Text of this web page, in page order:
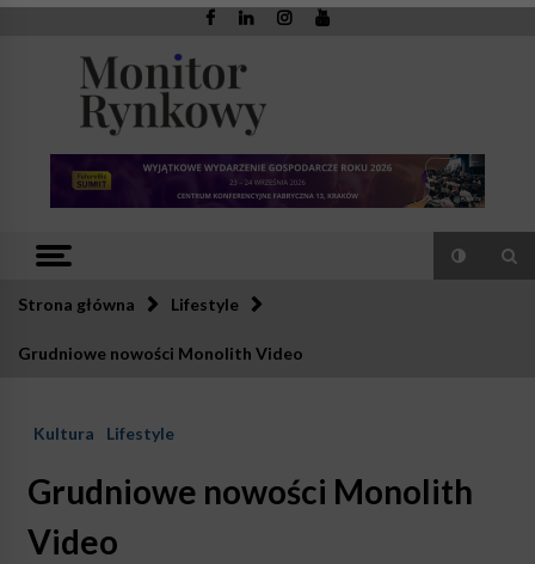
Skip
Monitor
Rynkowy
Strona główna Lifestyle
Grudniowe nowości Monolith Video
Kultura Lifestyle
Grudniowe nowości Monolith
Video